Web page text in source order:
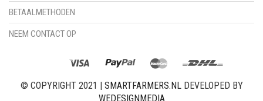
BETAALMETHODEN
NEEM CONTACT OP
© COPYRIGHT 2021 | SMARTFARMERS.NLDEVELOPED BY
WEDESIGNMEDIA